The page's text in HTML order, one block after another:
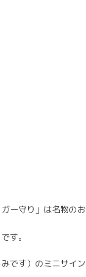
ー守り」は名物のお
す。
です）のミニサイン